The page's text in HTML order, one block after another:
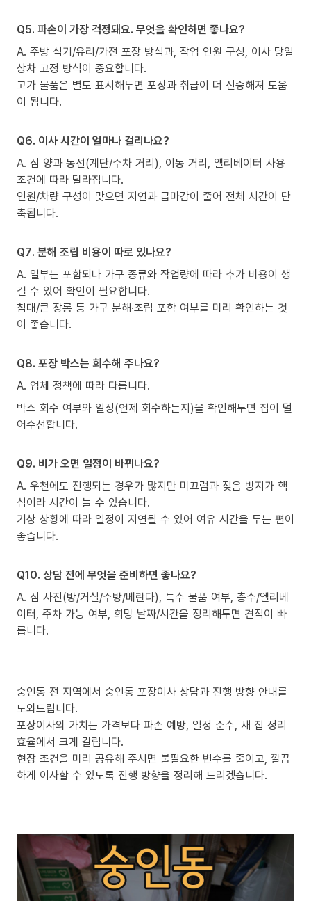
Q5. 파손이 가장 걱정돼요. 무엇을 확인하면 좋나요?
A. 주방 식기/유리/가전 포장 방식과, 작업 인원 구성, 이사 당일
상차 고정 방식이 중요합니다.
고가 물품은 별도 표시해두면 포장과 취급이 더 신중해져 도움
이 됩니다.
Q6. 이사 시간이 얼마나 걸리나요?
A. 짐 양과 동선(계단/주차 거리), 이동 거리, 엘리베이터 사용
조건에 따라 달라집니다.
인원/차량 구성이 맞으면 지연과 급마감이 줄어 전체 시간이 단
축됩니다.
Q7. 분해 조립 비용이 따로 있나요?
A. 일부는 포함되나 가구 종류와 작업량에 따라 추가 비용이 생
길 수 있어 확인이 필요합니다.
침대/큰 장롱 등 가구 분해·조립 포함 여부를 미리 확인하는 것
이 좋습니다.
Q8. 포장 박스는 회수해 주나요?
A. 업체 정책에 따라 다릅니다.
박스 회수 여부와 일정(언제 회수하는지)을 확인해두면 집이 덜
어수선합니다.
Q9. 비가 오면 일정이 바뀌나요?
A. 우천에도 진행되는 경우가 많지만 미끄럼과 젖음 방지가 핵
심이라 시간이 늘 수 있습니다.
기상 상황에 따라 일정이 지연될 수 있어 여유 시간을 두는 편이
좋습니다.
Q10. 상담 전에 무엇을 준비하면 좋나요?
A. 짐 사진(방/거실/주방/베란다), 특수 물품 여부, 층수/엘리베
이터, 주차 가능 여부, 희망 날짜/시간을 정리해두면 견적이 빠
릅니다.
숭인동 전 지역에서 숭인동 포장이사 상담과 진행 방향 안내를
도와드립니다.
포장이사의 가치는 가격보다 파손 예방, 일정 준수, 새 집 정리
효율에서 크게 갈립니다.
현장 조건을 미리 공유해 주시면 불필요한 변수를 줄이고, 깔끔
하게 이사할 수 있도록 진행 방향을 정리해 드리겠습니다.